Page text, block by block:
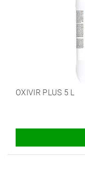
OXIVIR PLUS 5 L